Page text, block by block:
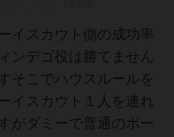
イスカウト側の成功率
ンデゴ役は勝てません
そこでハウスルールを
イスカウト１人を連れ
がダミーで普通のボー